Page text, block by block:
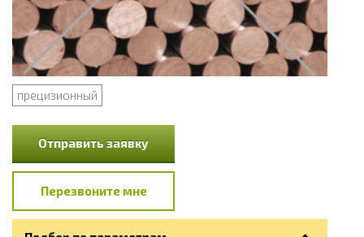
прецизионный
Отправить заявку
Перезвоните мне